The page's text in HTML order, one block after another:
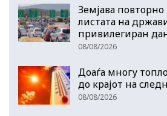
Земјава повторно
листата на
привилегиран
08/08/2026
Доаѓа многу
до крајот на
08/08/2026